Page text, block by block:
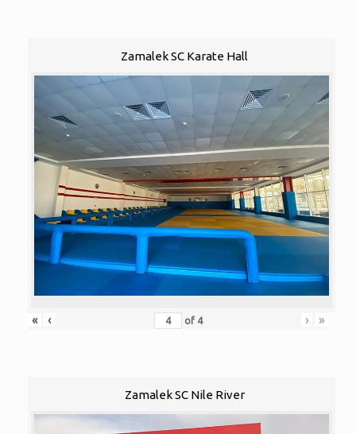
Zamalek SC Karate Hall
« ‹ of 4 › »
Zamalek SC Nile River